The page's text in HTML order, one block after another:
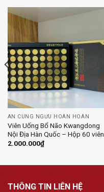
AN CUNG NGƯU HOÀN HOÀN
Viên Uống Bổ Não Kwangdong
Nội Địa Hàn Quốc – Hộp 60 viên
2.000.000₫
THÔNG TIN LIÊN HỆ